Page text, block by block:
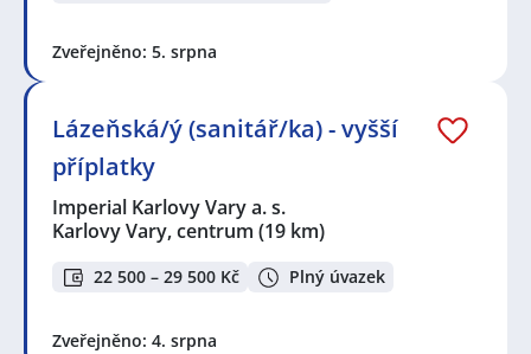
Zveřejněno: 5. srpna
Lázeňská/ý (sanitář/ka) - vyšší
příplatky
Imperial Karlovy Vary a. s.
Karlovy Vary, centrum (19 km)
22 500 – 29 500 Kč Plný úvazek
Zveřejněno: 4. srpna